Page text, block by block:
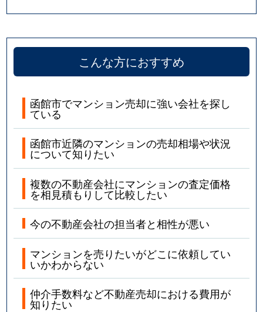
こんな方におすすめ
函館市でマンション売却に強い会社を探し
ている
函館市近隣のマンションの売却相場や状況
について知りたい
複数の不動産会社にマンションの査定価格
を相見積もりして比較したい
今の不動産会社の担当者と相性が悪い
マンションを売りたいがどこに依頼してい
いかわからない
仲介手数料など不動産売却における費用が
知りたい